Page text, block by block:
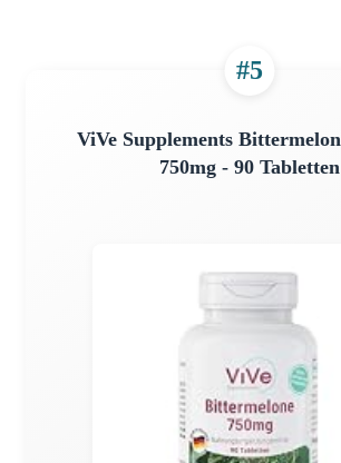
#5
ViVe Supplements
750mg - 90 Tabletten